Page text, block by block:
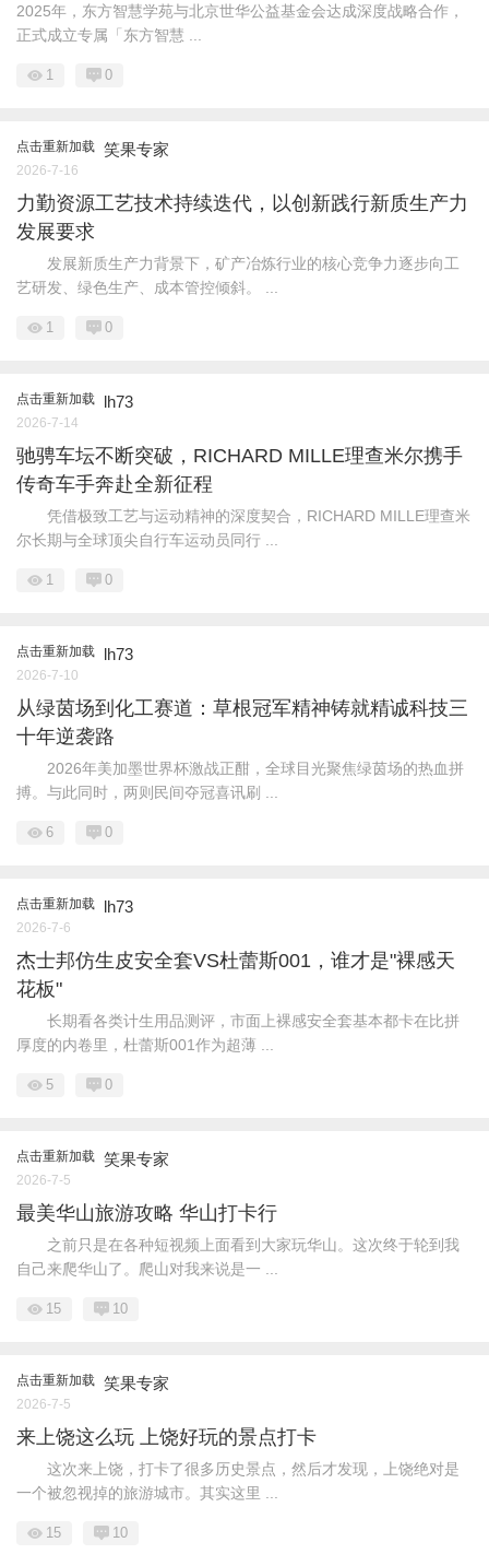
2025年，东方智慧学苑与北京世华公益基金会达成深度战略合作，
正式成立专属「东方智慧 ...
1 0
点击重新加载 笑果专家
2026-7-16
力勤资源工艺技术持续迭代，以创新践行新质生产力
发展要求
发展新质生产力背景下，矿产冶炼行业的核心竞争力逐步向工
艺研发、绿色生产、成本管控倾斜。 ...
1 0
点击重新加载 lh73
2026-7-14
驰骋车坛不断突破，RICHARD MILLE理查米尔携手
传奇车手奔赴全新征程
凭借极致工艺与运动精神的深度契合，RICHARD MILLE理查米
尔长期与全球顶尖自行车运动员同行 ...
1 0
点击重新加载 lh73
2026-7-10
从绿茵场到化工赛道：草根冠军精神铸就精诚科技三
十年逆袭路
2026年美加墨世界杯激战正酣，全球目光聚焦绿茵场的热血拼
搏。与此同时，两则民间夺冠喜讯刷 ...
6 0
点击重新加载 lh73
2026-7-6
杰士邦仿生皮安全套VS杜蕾斯001，谁才是"裸感天
花板"
长期看各类计生用品测评，市面上裸感安全套基本都卡在比拼
厚度的内卷里，杜蕾斯001作为超薄 ...
5 0
点击重新加载 笑果专家
2026-7-5
最美华山旅游攻略 华山打卡行
之前只是在各种短视频上面看到大家玩华山。这次终于轮到我
自己来爬华山了。爬山对我来说是一 ...
15 10
点击重新加载 笑果专家
2026-7-5
来上饶这么玩 上饶好玩的景点打卡
这次来上饶，打卡了很多历史景点，然后才发现，上饶绝对是
一个被忽视掉的旅游城市。其实这里 ...
15 10